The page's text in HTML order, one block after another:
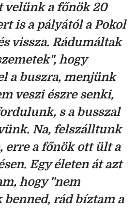
velünk a főnök 20
is a pályától a Pokol
vissza. Rádumáltak
hogy
a buszra, menjünk
veszi észre senki,
s a busszal
Na, felszálltunk
erre a főnök ott ült a
Egy életen át azt
hogy "nem
benned, rád bíztam a